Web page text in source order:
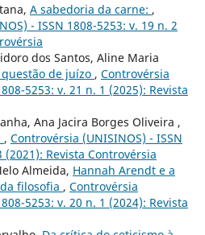
A sabedoria da carne: ,
- ISSN 1808-5253: v. 19 n. 2
dos Santos, Aline Maria
questão de juízo , Controvérsia
5253: v. 21 n. 1 (2025): Revista
Ana Jacira Borges Oliveira ,
, Controvérsia (UNISINOS) - ISSN
(2021): Revista Controvérsia
Almeida, Hannah Arendt e a
filosofia , Controvérsia
5253: v. 20 n. 1 (2024): Revista